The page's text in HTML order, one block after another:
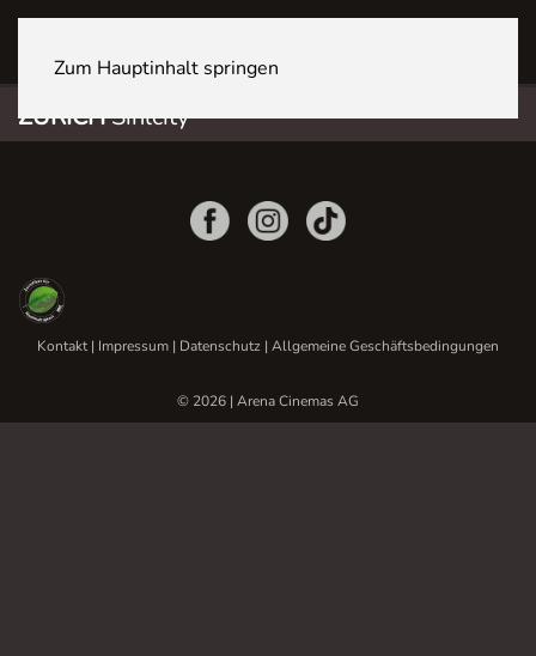
Zum Hauptinhalt springen
ZÜRICHSihlcity
Kontakt| Impressum | Datenschutz | Allgemeine Geschäftsbedingungen
© 2026 | Arena Cinemas AG